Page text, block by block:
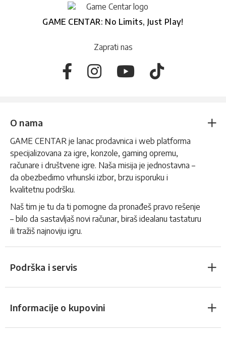
GAME CENTAR: No Limits, Just Play!
Zaprati nas
O nama
GAME CENTAR je lanac prodavnica i web platforma
specijalizovana za igre, konzole, gaming opremu,
računare i društvene igre. Naša misija je jednostavna –
da obezbedimo vrhunski izbor, brzu isporuku i
kvalitetnu podršku.
Naš tim je tu da ti pomogne da pronađeš pravo rešenje
– bilo da sastavljaš novi računar, biraš idealanu tastaturu
ili tražiš najnoviju igru.
Podrška i servis
Informacije o kupovini